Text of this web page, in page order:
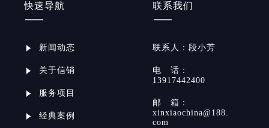
快速导航
新闻动态
关于信销
服务项目
经典案例
联系我们
联系 人： 段小芳
电
话：
13917442400
邮
箱：
xinxiaochina@188.
com